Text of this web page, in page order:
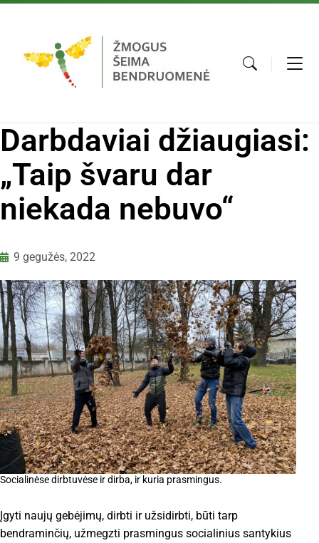
Darbdaviai džiaugiasi:
„Taip švaru dar
niekada nebuvo“
9 gegužės, 2022
Socialinėse dirbtuvėse ir dirba, ir kuria prasmingus.
Įgyti naujų gebėjimų, dirbti ir užsidirbti, būti tarp
bendraminčių, užmegzti prasmingus socialinius santykius